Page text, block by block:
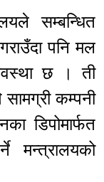
सम्बन्धित
पनि मल
छ । ती
कम्पनी
डिपोमार्फत
मन्त्रालयको